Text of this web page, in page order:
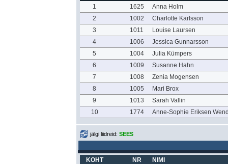
1
1625
Anna Holm
2
1002
Charlotte Karlsson
3
1011
Louise Laursen
4
1006
Jessica Gunnarsson
5
1004
Julia Kümpers
6
1009
Susanne Hahn
7
1008
Zenia Mogensen
8
1005
Mari Brox
9
1013
Sarah Vallin
10
1774 Anne-Sophie Eriksen
jälgi liidreid: SEES
KOHT NR
NIMI